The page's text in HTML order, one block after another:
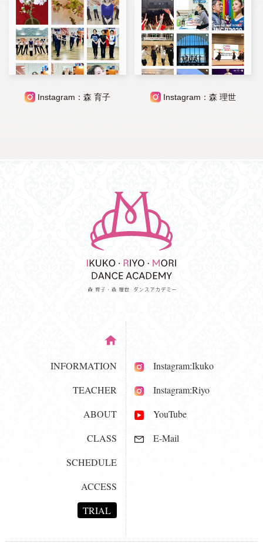
Instagram：森 育子 Instagram：森 理世
INFORMATION
TEACHER
ABOUT
CLASS
SCHEDULE
ACCESS
TRIAL
Instagram:Ikuko
Instagram:Riyo
YouTube
E-Mail